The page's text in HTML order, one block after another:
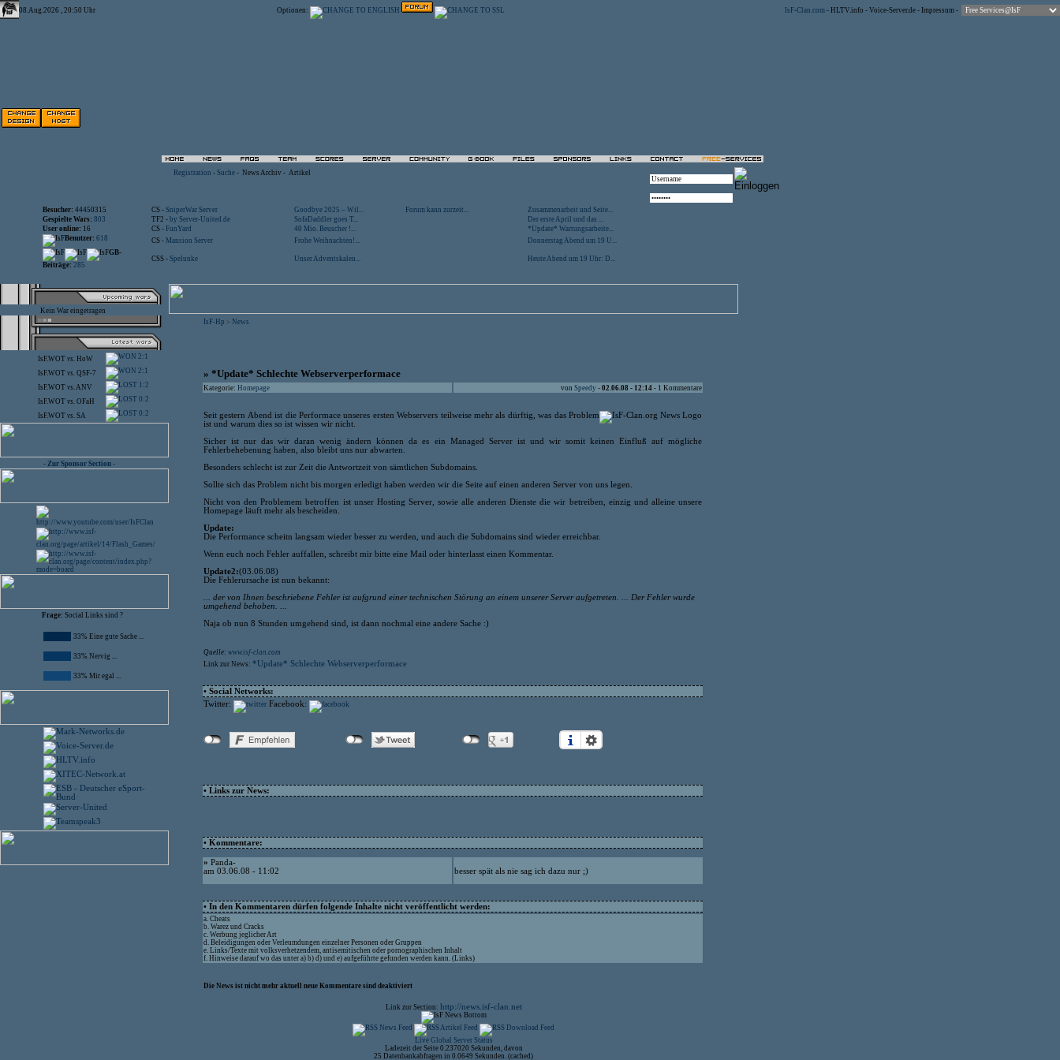
08.Aug.2026 , 20:50 Uhr Optionen: IsF-Clan.com - HLTV.info - Voice-Server.de - Impressum -
Registration - Suche - News Archiv - Artikel
Besucher: 44450315 CS - SniperWar Server Goodbye 2025 – Wil... Forum kann zurzeit...
Zusammenarbeit und Seite...
Gespielte Wars: 803 TF2 - by Server-United.de SofaDaddler goes T...
Der erste April und das ...
User online: 16 CS - FunYard 40 Mio. Beuscher !...
*Update* Wartungsarbeite...
Benutzer: 618 CS - Mansion Server Frohe Weihnachten!...
Donnerstag Abend um 19 U...
GB-
Beiträge: 285
CSS - Spelunke Unser Adventskalen... Heute Abend um 19 Uhr: D...
Kein War eingetragen
IsF.WOT vs. HoW 2:1
IsF.WOT vs. QSF-7 2:1
IsF.WOT vs.ANV 1:2
IsF.WOT vs. OFaH 0:2
IsF.WOT vs. SA 0:2
- Zur Sponsor Section -
Frage: Social Links sind ?
33% Eine gute Sache ...
33% Nervig ...
33% Mir egal ...
IsF-Hp > News
» *Update* Schlechte Webserverperformace
Kategorie: Homepage von Speedy - 02.06.08 - 12:14 - 1 Kommentare
Seit gestern Abend ist die Performace unseres ersten Webservers teilweise mehr als dürftig, was das Problem
ist und warum dies so ist wissen wir nicht.
Sicher ist nur das wir daran wenig ändern können da es ein Managed Server ist und wir somit keinen Einfluß auf mögliche
Fehlerbehebenung haben, also bleibt uns nur abwarten.
Besonders schlecht ist zur Zeit die Antwortzeit von sämtlichen Subdomains.
Sollte sich das Problem nicht bis morgen erledigt haben werden wir die Seite auf einen anderen Server von uns legen.
Nicht von den Problemem betroffen ist unser Hosting Server, sowie alle anderen Dienste die wir betreiben, einzig und alleine unsere
Homepage läuft mehr als bescheiden.
Update:
Die Performance scheitn langsam wieder besser zu werden, und auch die Subdomains sind wieder erreichbar.
Wenn euch noch Fehler auffallen, schreibt mir bitte eine Mail oder hinterlasst einen Kommentar.
Update2:(03.06.08)
Die Fehlerursache ist nun bekannt:
... der von Ihnen beschriebene Fehler ist aufgrund einer technischen Störung an einem unserer Server aufgetreten. ... Der Fehler wurde
umgehend behoben. ...
Naja ob nun 8 Stunden umgehend sind, ist dann nochmal eine andere Sache :)
Quelle: www.isf-clan.com
Link zur News: *Update* Schlechte Webserverperformace
• Social Networks:
Twitter:
Facebook:
• Links zur News:
• Kommentare:
» Panda-
am 03.06.08 - 11:02
besser spät als nie sag ich dazu nur ;)
• In den Kommentaren dürfen folgende Inhalte nicht veröffentlicht werden:
a. Cheats
b. Warez und Cracks
c. Werbung jeglicher Art
d. Beleidigungen oder Verleumdungen einzelner Personen oder Gruppen
e. Links/Texte mit volksverhetzendem, antisemitischen oder pornographischen Inhalt
f. Hinweise darauf wo das unter a) b) d) und e) aufgeführte gefunden werden kann. (Links)
Die News ist nicht mehr aktuell neue Kommentare sind deaktiviert
Link zur Section: http://news.isf-clan.net
Live Global Server Status
Ladezeit der Seite 0.237020 Sekunden, davon
25 Datenbankabfragen in 0.0649 Sekunden. (cached)